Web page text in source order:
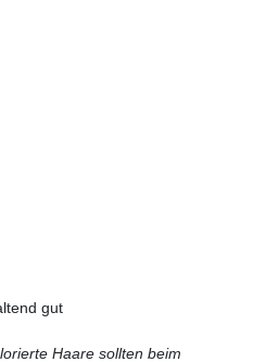
gut
Haare sollten beim